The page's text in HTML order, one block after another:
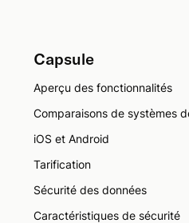
Capsule
Aperçu des fonctionnalités
Comparaisons de systèmes
iOS et Android
Tarification
Sécurité des données
Caractéristiques de sécurité